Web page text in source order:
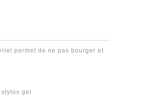
permet de ne pas bourger et
gel